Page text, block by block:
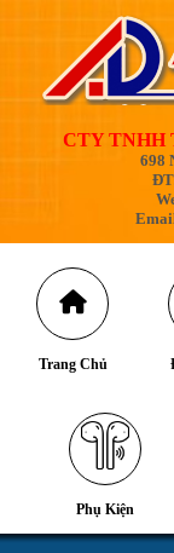
CTY TNHH
698
Trang Chủ
Phụ Kiện